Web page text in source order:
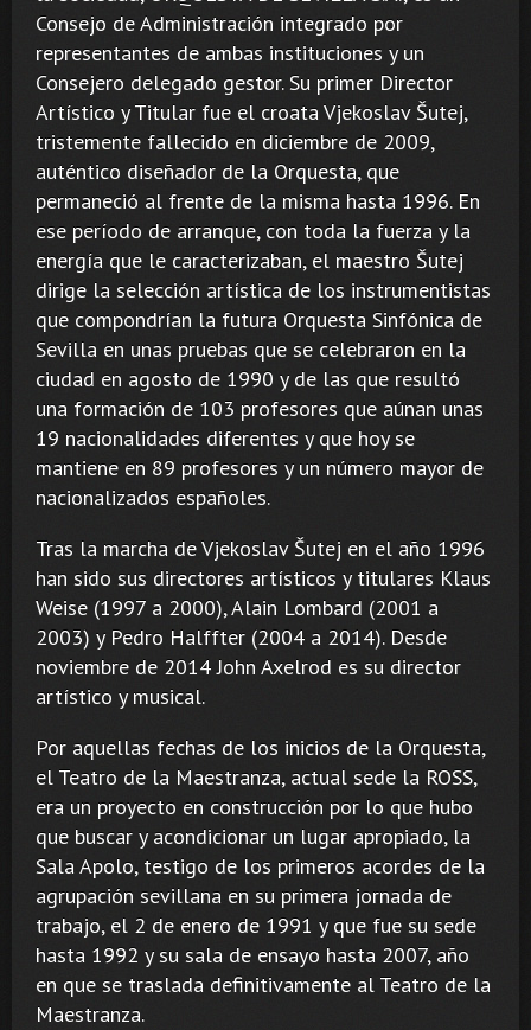
Consejo de Administración integrado por
representantes de ambas instituciones y un
Consejero delegado gestor. Su primer Director
Artístico y Titular fue el croata Vjekoslav Šutej,
tristemente fallecido en diciembre de 2009,
auténtico diseñador de la Orquesta, que
permaneció al frente de la misma hasta 1996. En
ese período de arranque, con toda la fuerza y la
energía que le caracterizaban, el maestro Šutej
dirige la selección artística de los instrumentistas
que compondrían la futura Orquesta Sinfónica de
Sevilla en unas pruebas que se celebraron en la
ciudad en agosto de 1990 y de las que resultó
una formación de 103 profesores que aúnan unas
19 nacionalidades diferentes y que hoy se
mantiene en 89 profesores y un número mayor de
nacionalizados españoles.
Tras la marcha de Vjekoslav Šutej en el año 1996
han sido sus directores artísticos y titulares Klaus
Weise (1997 a 2000), Alain Lombard (2001 a
2003) y Pedro Halffter (2004 a 2014). Desde
noviembre de 2014 John Axelrod es su director
artístico y musical.
Por aquellas fechas de los inicios de la Orquesta,
el Teatro de la Maestranza, actual sede la ROSS,
era un proyecto en construcción por lo que hubo
que buscar y acondicionar un lugar apropiado, la
Sala Apolo, testigo de los primeros acordes de la
agrupación sevillana en su primera jornada de
trabajo, el 2 de enero de 1991 y que fue su sede
hasta 1992 y su sala de ensayo hasta 2007, año
en que se traslada definitivamente al Teatro de la
Maestranza.